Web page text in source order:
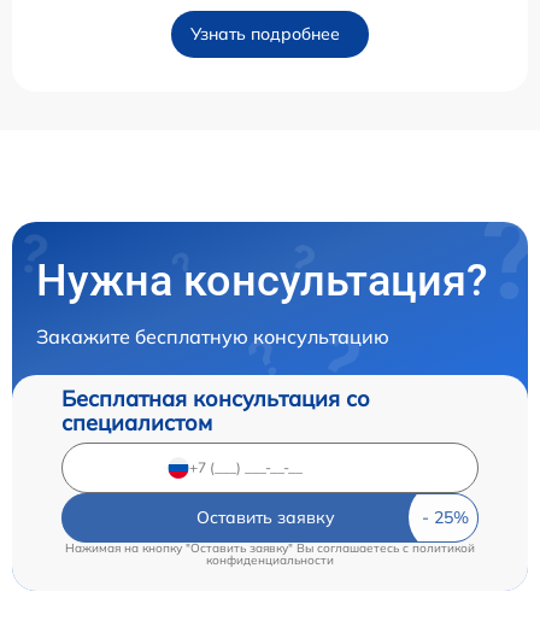
Узнать подробнее
Нужна консультация?
Закажите бесплатную консультацию
Бесплатная консультация со
специалистом
Оставить заявку
Нажимая на кнопку "Оставить заявку" Вы соглашаетесь cполитикой
конфиденциальности